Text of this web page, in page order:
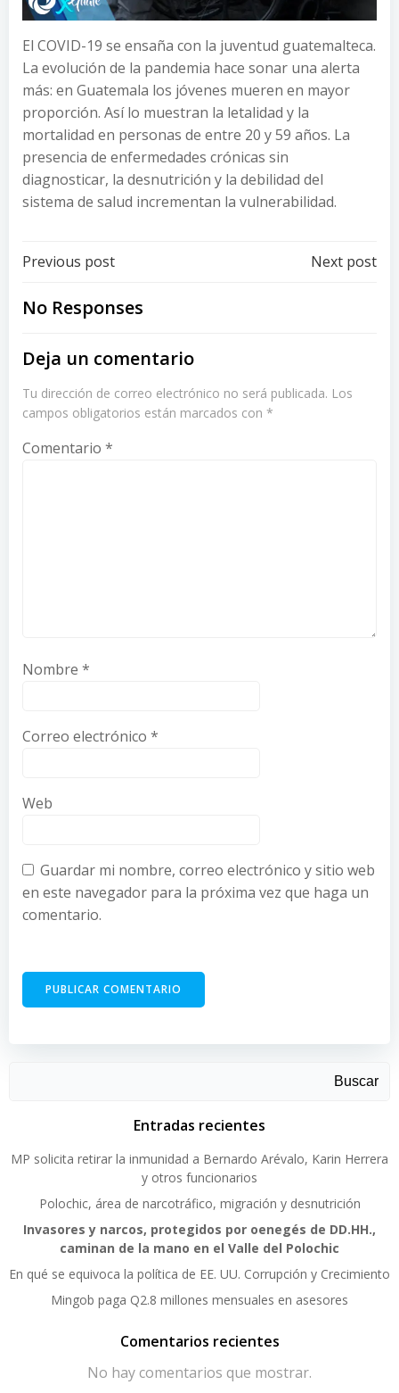
El COVID-19 se ensaña con la juventud guatemalteca.
La evolución de la pandemia hace sonar una alerta
más: en Guatemala los jóvenes mueren en mayor
proporción. Así lo muestran la letalidad y la
mortalidad en personas de entre 20 y 59 años. La
presencia de enfermedades crónicas sin
diagnosticar, la desnutrición y la debilidad del
sistema de salud incrementan la vulnerabilidad.
Post
navigation
Previous post Next post
No Responses
Deja un comentario
Tu dirección de correo electrónico no será publicada. Los
campos obligatorios están marcados con *
Comentario *
Nombre *
Correo electrónico *
Web
Guardar mi nombre, correo electrónico y sitio web
en este navegador para la próxima vez que haga un
comentario.
Buscar
Entradas recientes
MP solicita retirar la inmunidad a Bernardo Arévalo, Karin Herrera
y otros funcionarios
Polochic, área de narcotráfico, migración y desnutrición
Invasores y narcos, protegidos por oenegés de DD.HH.,
caminan de la mano en el Valle del Polochic
En qué se equivoca la política de EE. UU. Corrupción y Crecimiento
Mingob paga Q2.8 millones mensuales en asesores
Comentarios recientes
No hay comentarios que mostrar.